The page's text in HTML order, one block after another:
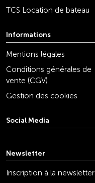
TCS Location de bateau
Informations
Mentions légales
Conditions générales de
vente (CGV)
Gestion des cookies
Social Media
Newsletter
Inscription à la newsletter